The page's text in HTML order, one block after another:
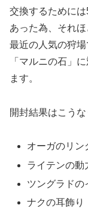
交換するために
あった為、それほ
最近の人気の狩
「マルニの石」
ます。
開封結果はこうな
オーガのリン
ライテンの動
ツングラドの
ナクの耳飾り